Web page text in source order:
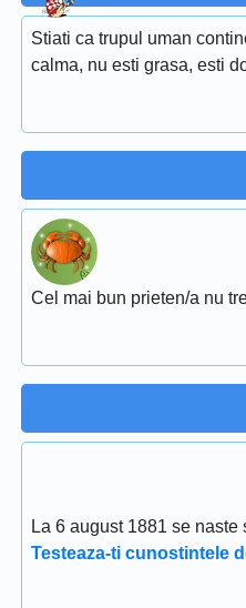
Stiati ca trupul uman
calma, nu esti grasa, esti
Cel mai bun prieten/a nu
La 6 august 1881 se
Testeaza-ti cunostintele